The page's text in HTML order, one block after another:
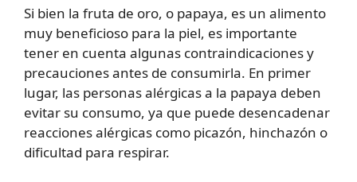
Si bien la fruta de oro, o papaya, es un alimento
muy beneficioso para la piel, es importante
tener en cuenta algunas contraindicaciones y
precauciones antes de consumirla. En primer
lugar, las personas alérgicas a la papaya deben
evitar su consumo, ya que puede desencadenar
reacciones alérgicas como picazón, hinchazón o
dificultad para respirar.